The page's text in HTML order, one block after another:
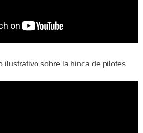
ilustrativo sobre la hinca de pilotes.